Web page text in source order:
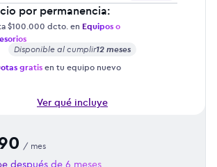
por permanencia:
$100.000 dcto. en Equipos o
Disponible al cumplir12 meses
gratisen tu equipo nuevo
Ver qué incluye
/ mes
después de 6 meses